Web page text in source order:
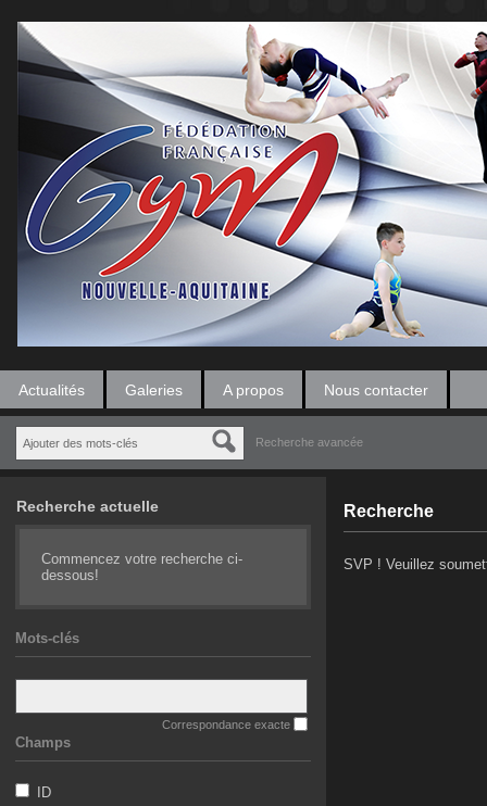
Actualités Galeries A propos Nous contacter
Recherche avancée
Recherche actuelle
Commencez votre recherche ci-
dessous!
Mots-clés
Correspondance exacte
Champs
ID
Recherche
SVP ! Veuillez